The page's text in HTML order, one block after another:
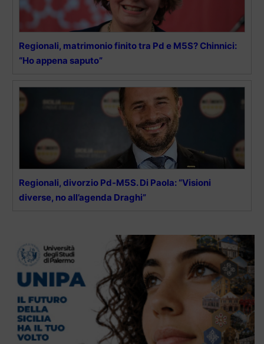
Regionali, matrimonio finito tra Pd e M5S? Chinnici:
“Ho appena saputo”
Regionali, divorzio Pd-M5S. Di Paola: “Visioni
diverse, no all’agenda Draghi”